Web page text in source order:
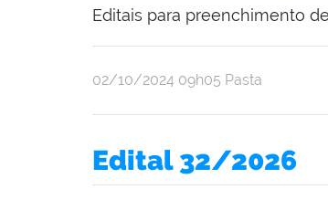
Editais para preenchimento
publicado
02/10/2024 09h05 Pasta
Edital 32/2026